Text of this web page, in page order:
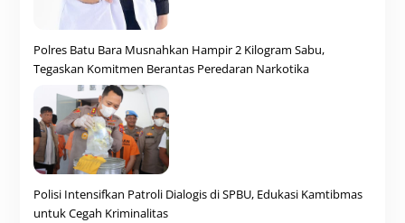
Polres Batu Bara Musnahkan Hampir 2 Kilogram Sabu,
Tegaskan Komitmen Berantas Peredaran Narkotika
Polisi Intensifkan Patroli Dialogis di SPBU, Edukasi Kamtibmas
untuk Cegah Kriminalitas